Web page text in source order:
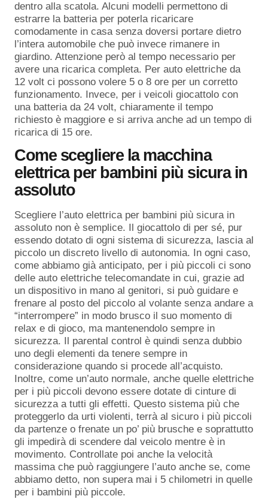
dentro alla scatola. Alcuni modelli permettono di
estrarre la batteria per poterla ricaricare
comodamente in casa senza doversi portare dietro
l’intera automobile che può invece rimanere in
giardino. Attenzione però al tempo necessario per
avere una ricarica completa. Per auto elettriche da
12 volt ci possono volere 5 o 8 ore per un corretto
funzionamento. Invece, per i veicoli giocattolo con
una batteria da 24 volt, chiaramente il tempo
richiesto è maggiore e si arriva anche ad un tempo di
ricarica di 15 ore.
Come scegliere la macchina
elettrica per bambini più sicura in
assoluto
Scegliere l’auto elettrica per bambini più sicura in
assoluto non è semplice. Il giocattolo di per sé, pur
essendo dotato di ogni sistema di sicurezza, lascia al
piccolo un discreto livello di autonomia. In ogni caso,
come abbiamo già anticipato, per i più piccoli ci sono
delle auto elettriche telecomandate in cui, grazie ad
un dispositivo in mano al genitori, si può guidare e
frenare al posto del piccolo al volante senza andare a
“interrompere” in modo brusco il suo momento di
relax e di gioco, ma mantenendolo sempre in
sicurezza. Il parental control è quindi senza dubbio
uno degli elementi da tenere sempre in
considerazione quando si procede all’acquisto.
Inoltre, come un’auto normale, anche quelle elettriche
per i più piccoli devono essere dotate di cinture di
sicurezza a tutti gli effetti. Questo sistema più che
proteggerlo da urti violenti, terrà al sicuro i più piccoli
da partenze o frenate un po’ più brusche e soprattutto
gli impedirà di scendere dal veicolo mentre è in
movimento. Controllate poi anche la velocità
massima che può raggiungere l’auto anche se, come
abbiamo detto, non supera mai i 5 chilometri in quelle
per i bambini più piccole.